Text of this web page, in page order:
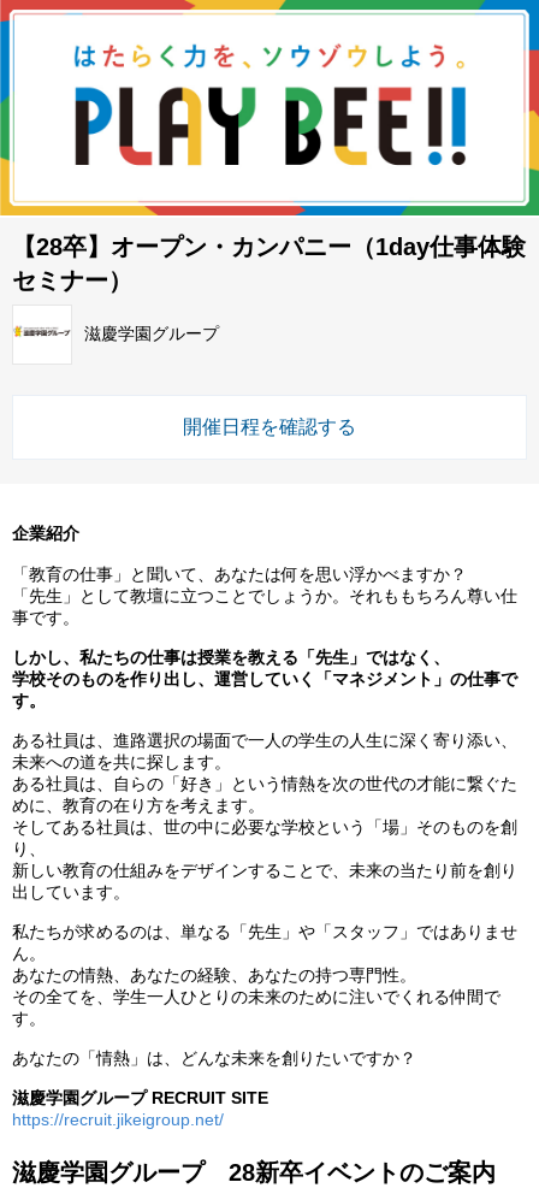
【28卒】オープン・カンパニー（1day仕事体験
セミナー）
滋慶学園グループ
開催日程を確認する
企業紹介
「教育の仕事」と聞いて、あなたは何を思い浮かべますか？
「先生」として教壇に立つことでしょうか。それももちろん尊い仕
事です。
しかし、私たちの仕事は授業を教える「先生」ではなく、
学校そのものを作り出し、運営していく「マネジメント」の仕事で
す。
ある社員は、進路選択の場面で一人の学生の人生に深く寄り添い、
未来への道を共に探します。
ある社員は、自らの「好き」という情熱を次の世代の才能に繋ぐた
めに、教育の在り方を考えます。
そしてある社員は、世の中に必要な学校という「場」そのものを創
り、
新しい教育の仕組みをデザインすることで、未来の当たり前を創り
出しています。
私たちが求めるのは、単なる「先生」や「スタッフ」ではありませ
ん。
あなたの情熱、あなたの経験、あなたの持つ専門性。
その全てを、学生一人ひとりの未来のために注いでくれる仲間で
す。
あなたの「情熱」は、どんな未来を創りたいですか？
滋慶学園グループ RECRUIT SITE
https://recruit.jikeigroup.net/
滋慶学園グループ 28新卒イベントのご案内